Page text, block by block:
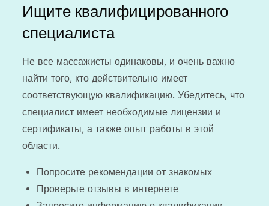
Ищите квалифицированного
специалиста
Не все массажисты одинаковы, и очень важно
найти того, кто действительно имеет
соответствующую квалификацию. Убедитесь, что
специалист имеет необходимые лицензии и
сертификаты, а также опыт работы в этой
области.
Попросите рекомендации от знакомых
Проверьте отзывы в интернете